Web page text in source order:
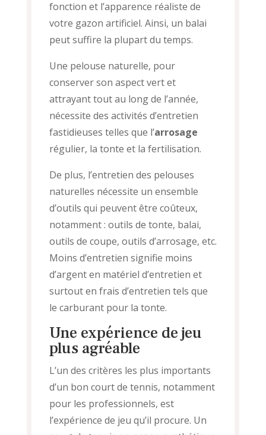
fonction et l’apparence réaliste de
votre gazon artificiel. Ainsi, un balai
peut suffire la plupart du temps.
Une pelouse naturelle, pour
conserver son aspect vert et
attrayant tout au long de l’année,
nécessite des activités d’entretien
fastidieuses telles que l’arrosage
régulier, la tonte et la fertilisation.
De plus, l’entretien des pelouses
naturelles nécessite un ensemble
d’outils qui peuvent être coûteux,
notamment : outils de tonte, balai,
outils de coupe, outils d’arrosage, etc.
Moins d’entretien signifie moins
d’argent en matériel d’entretien et
surtout en frais d’entretien tels que
le carburant pour la tonte.
Une expérience de jeu
plus agréable
L’un des critères les plus importants
d’un bon court de tennis, notamment
pour les professionnels, est
l’expérience de jeu qu’il procure. Un